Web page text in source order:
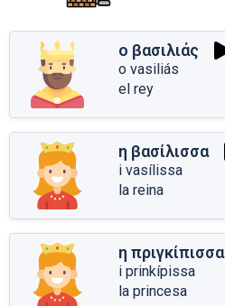
ο βασιλιάς
o vasiliás
el rey
η βασίλισσα
i vasílissa
la reina
η πριγκίπισσα
i prinkípissa
la princesa